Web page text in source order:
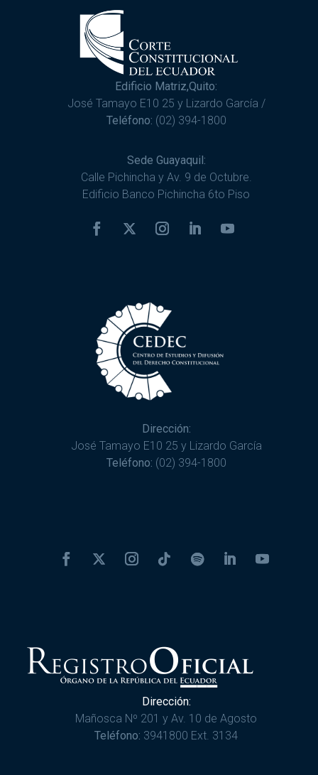
Edificio Matriz,Quito:
José Tamayo E10 25 y Lizardo García /
Teléfono: (02) 394-1800
Sede Guayaquil:
Calle Pichincha y Av. 9 de Octubre.
Edificio Banco Pichincha 6to Piso
Dirección:
José Tamayo E10 25 y Lizardo García
Teléfono: (02) 394-1800
Dirección:
Mañosca Nº 201 y Av. 10 de Agosto
Teléfono: 3941800 Ext. 3134